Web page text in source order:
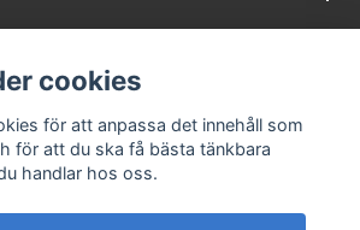
cookies
för att anpassa det innehåll som
för att du ska få bästa tänkbara
handlar hos oss.